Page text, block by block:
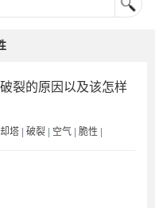
裂的原因以及该怎样
塔 | 破裂 | 空气 | 脆性 |